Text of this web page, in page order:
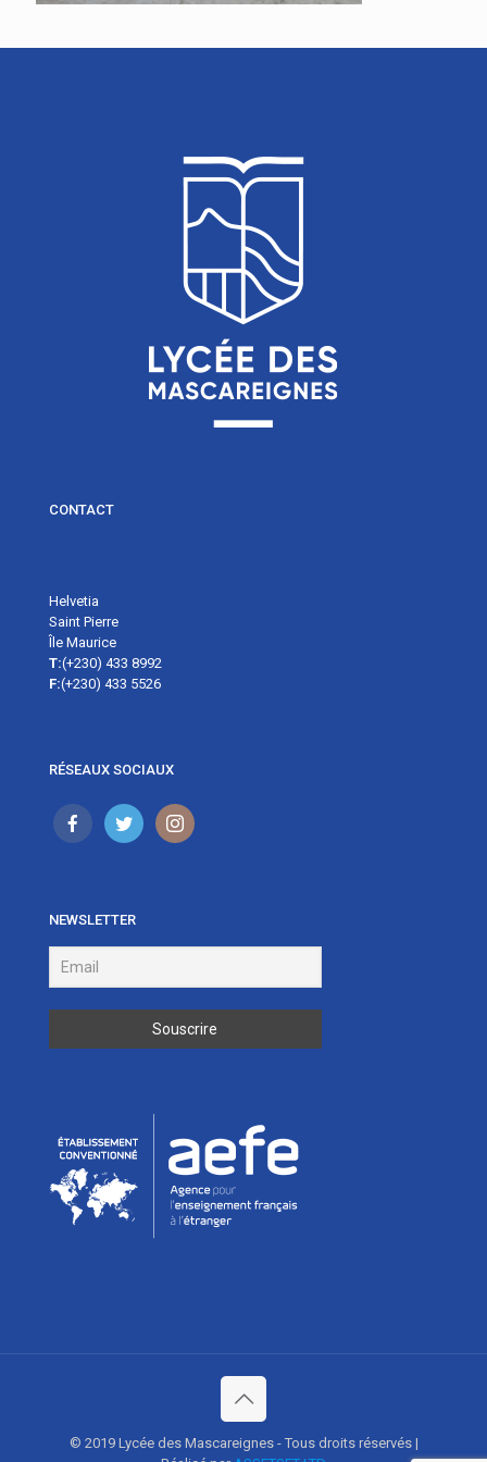
CONTACT
Helvetia
Saint Pierre
Île Maurice
T:(+230) 433 8992
F:(+230) 433 5526
RÉSEAUX SOCIAUX
NEWSLETTER
© 2019 Lycée des Mascareignes - Tous droits réservés |